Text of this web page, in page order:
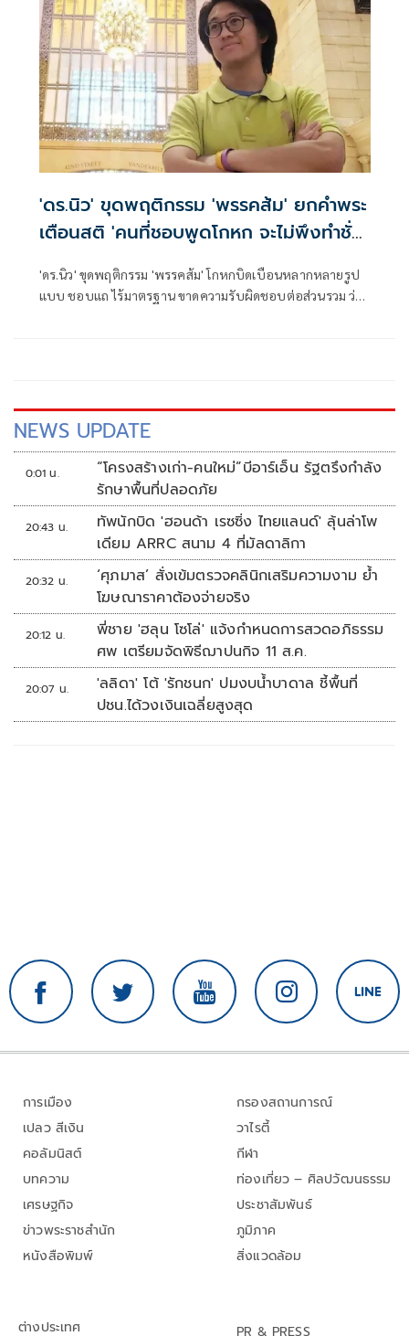
'ดร.นิว' ขุดพฤติกรรม 'พรรคส้ม' ยกคำพระ
เตือนสติ 'คนที่ชอบพูดโกหก จะไม่พึงทำชั่ว
'ดร.นิว' ขุดพฤติกรรม 'พรรคส้ม' โกหกบิดเบือนหลากหลายรูป
แบบ ชอบแถ ไร้มาตรฐาน ขาดความรับผิดชอบต่อส่วนรวม ว่า
NEWS UPDATE
0:01 น.
“โครงสร้างเก่า-คนใหม่”บีอาร์เอ็น รัฐตรึงกำลัง
รักษาพื้นที่ปลอดภัย
20:43 น.
ทัพนักบิด 'ฮอนด้า เรซซิ่ง ไทยแลนด์' ลุ้นล่าโพ
เดียม ARRC สนาม 4 ที่มัลดาลิกา
20:32 น.
‘ศุภมาส’ สั่งเข้มตรวจคลินิกเสริมความงาม ย้ำ
โฆษณาราคาต้องจ่ายจริง
20:12 น.
พี่ชาย 'ฮลุน โซโล่' แจ้งกำหนดการสวดอภิธรรม
ศพ เตรียมจัดพิธีฌาปนกิจ 11 ส.ค.
20:07 น.
'ลลิดา' โต้ 'รักชนก' ปมงบน้ำบาดาล ชี้พื้นที่
ปชน.ได้วงเงินเฉลี่ยสูงสุด
การเมือง
เปลว สีเงิน
คอลัมนิสต์
บทความ
เศรษฐกิจ
ข่าวพระราชสำนัก
หนังสือพิมพ์
กรองสถานการณ์
วาไรตี้
กีฬา
ท่องเที่ยว – ศิลปวัฒนธรรม
ประชาสัมพันธ์
ภูมิภาค
สิ่งแวดล้อม
ต่างประเทศ PR & PRESS